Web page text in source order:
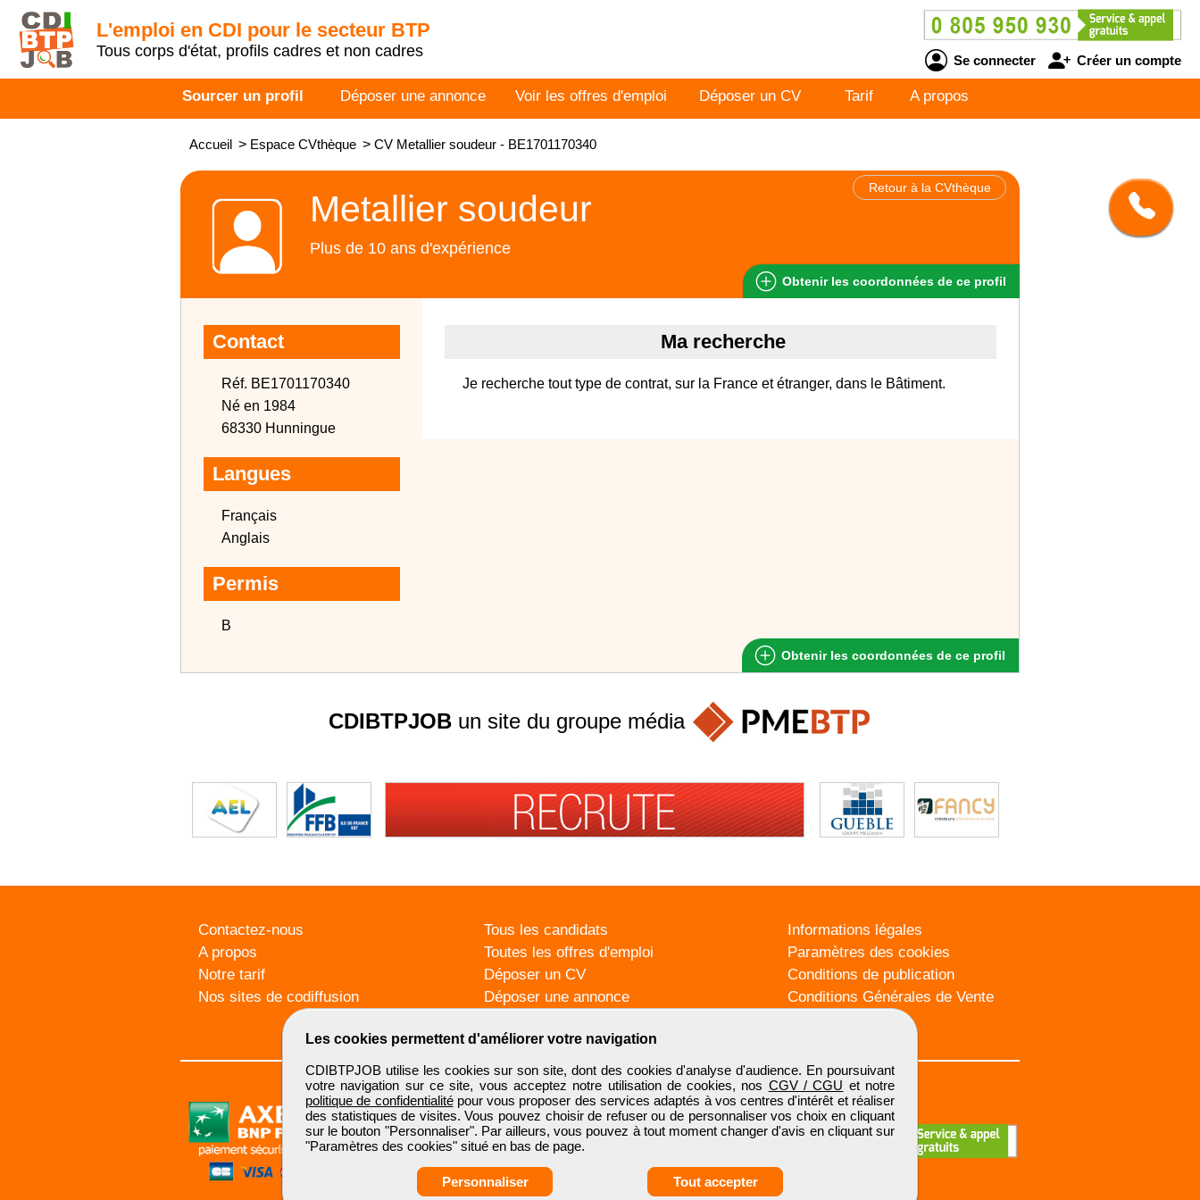
L'emploi en CDI pour le secteur BTP
Tous corps d'état, profils cadres et non cadres
Se connecter Créer un compte
Sourcer un profil Déposer une annonce Voir les offres d'emploi Déposer un CV Tarif A propos
Accueil > Espace CVthèque > CV Metallier soudeur - BE1701170340
Retour à la CVthèque
Metallier soudeur
Plus de 10 ans d'expérience
Obtenir les coordonnées de ce profil
Contact
Réf. BE1701170340
Né en 1984
68330 Hunningue
Langues
Français
Anglais
Permis
B
Ma recherche
Je recherche tout type de contrat, sur la France et étranger, dans le Bâtiment.
Obtenir les coordonnées de ce profil
Les cookies permettent d'améliorer votre navigation
CDIBTPJOB utilise les cookies sur son site, dont des cookies d'analyse d'audience. En poursuivant
votre navigation sur ce site, vous acceptez notre utilisation de cookies, nos CGV / CGU et notre
politique de confidentialitépour vous proposer des services adaptés à vos centres d'intérêt et réaliser
des statistiques de visites. Vous pouvez choisir de refuser ou de personnaliser vos choix en cliquant
sur le bouton "Personnaliser". Par ailleurs, vous pouvez à tout moment changer d'avis en cliquant sur
"Paramètres des cookies" situé en bas de page.
Personnaliser Tout accepter
CDIBTPJOBun site du groupe média
Contactez-nous
A propos
Notre tarif
Nos sites de codiffusion
Tous les candidats
Toutes les offres d'emploi
Déposer un CV
Déposer une annonce
Informations légales
Paramètres des cookies
Conditions de publication
Conditions Générales de Vente